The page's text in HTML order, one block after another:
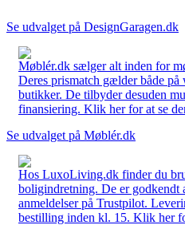
Se udvalget på DesignGaragen.dk
Møblér.dk sælger alt inden for
Deres prismatch gælder både på
butikker. De tilbyder desuden
finansiering. Klik her for at se
Se udvalget på Møblér.dk
Hos LuxoLiving.dk finder du
boligindretning. De er
anmeldelser på Trustpilot.
bestilling inden kl. 15. Klik her